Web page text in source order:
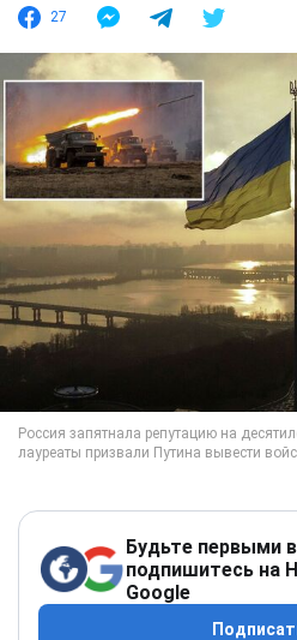
27
Будьте первыми
подпишитесь на
Google